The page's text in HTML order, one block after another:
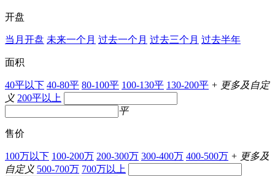
开盘
当月开盘 未来一个月 过去一个月 过去三个月 过去半年
面积
40平以下 40-80平 80-100平 100-130平 130-200平 + 更多及自定
义 200平以上
平
售价
100万以下 100-200万 200-300万 300-400万 400-500万 + 更多及
自定义 500-700万 700万以上